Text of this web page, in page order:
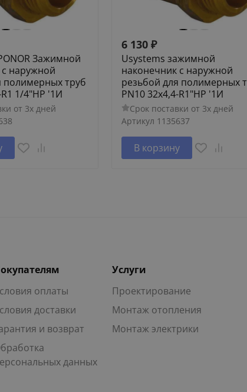
Зажимной
наружной
полимерных труб
R1 1/4"НР '1И
от 3х дней
6 130 ₽
Usystems зажимной
наконечник с наружной
резьбой для полимерных
PN10 32x4,4-R1"НР '1И
Срок поставки от 3х дней
Артикул 1135637
В корзину
оплаты
доставки
и возврат
данных
Услуги
Проектирование
Монтаж отопления
Монтаж электрики